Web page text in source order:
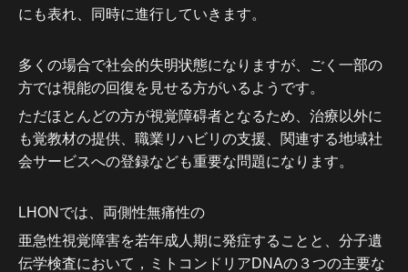
にも表れ、同時に進行していきます。
多くの場合で社会的失明状態になりますが、ごく一部の
方では視能の回復を見せる方がいるようです。
ただほとんどの方が視覚障碍者となるため、治療以外に
も覚教材の提供、職業リハビリの支援、関連する地域社
会サービスへの登録なども重要な問題になります。
LHONでは、両側性無痛性の
亜急性視覚障害を若年成人期に発症することと、分子遺
伝学検査において，ミトコンドリアDNAの３つの主要な